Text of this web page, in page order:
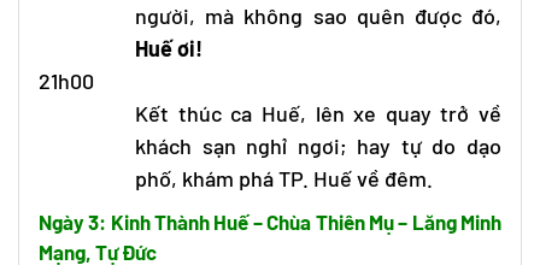
người, mà không sao quên được đó,
Huế ơi!
21h00
Kết thúc ca Huế, lên xe quay trở về
khách sạn nghỉ ngơi; hay tự do dạo
phố, khám phá TP. Huế về đêm.
Ngày 3: Kinh Thành Huế – Chùa Thiên Mụ – Lăng Minh
Mạng, Tự Đức